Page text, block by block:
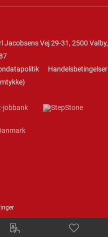
Jacobsens Vej 29-31, 2500 Valby,
Handelsbetingelser
)